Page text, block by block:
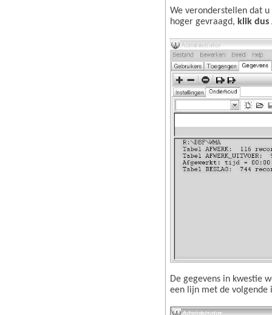
We veronderstellen dat
hoger gevraagd, klik dus
De gegevens in kwestie
een lijn met de volgende